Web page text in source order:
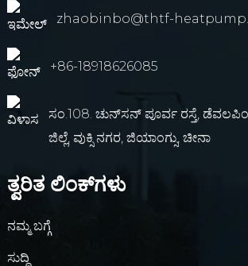
zhaobinbo@thtf-
+86-18918626085
ಸಂ.108. ಚುನ್‌ಸನ್ ಪೂರ್ವ ರಸ್ತೆ,
ಜಿಲ್ಲೆ, ವುಕ್ಸಿ ನಗರ, ಜಿಯಾಂಗ್ಸು, ಚೀನಾ
ತ್ವರಿತ ಲಿಂಕ್‌ಗಳು
ನಮ್ಮ ಬಗ್ಗೆ
ಸುದ್ದಿ